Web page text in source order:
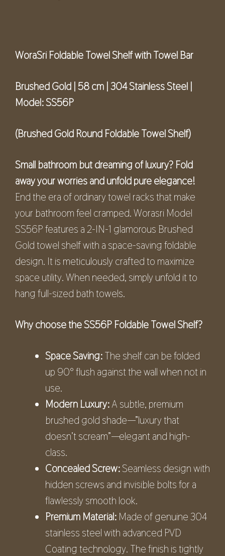
WoraSri Foldable Towel Shelf with Towel Bar
Brushed Gold | 58 cm | 304 Stainless Steel |
Model: SS56P
(Brushed Gold Round Foldable Towel Shelf)
Small bathroom but dreaming of luxury? Fold
away your worries and unfold pure elegance!
End the era of ordinary towel racks that make
your bathroom feel cramped. Worasri Model
SS56P features a 2-IN-1 glamorous Brushed
Gold towel shelf with a space-saving foldable
design. It is meticulously crafted to maximize
space utility. When needed, simply unfold it to
hang full-sized bath towels.
Why choose the SS56P Foldable Towel Shelf?
Space Saving:The shelf can be folded
up 90° flush against the wall when not in
use.
Modern Luxury:A subtle, premium
brushed gold shade—”luxury that
doesn’t scream”—elegant and high-
class.
Concealed Screw:Seamless design with
hidden screws and invisible bolts for a
flawlessly smooth look.
Premium Material: Made of genuine 304
stainless steel with advanced PVD
Coating technology. The finish is tightly